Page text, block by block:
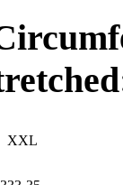
XXL